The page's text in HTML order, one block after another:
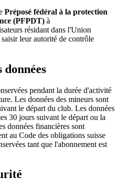
Préposé fédéral à la protection
(PFPDT) à
résidant dans l'Union
leur autorité de contrôle
données
pendant la durée d'activité
Les données des mineurs sont
le départ du club. Les données
30 jours suivant le départ ou la
données financières sont
au Code des obligations suisse
tant que l'abonnement est